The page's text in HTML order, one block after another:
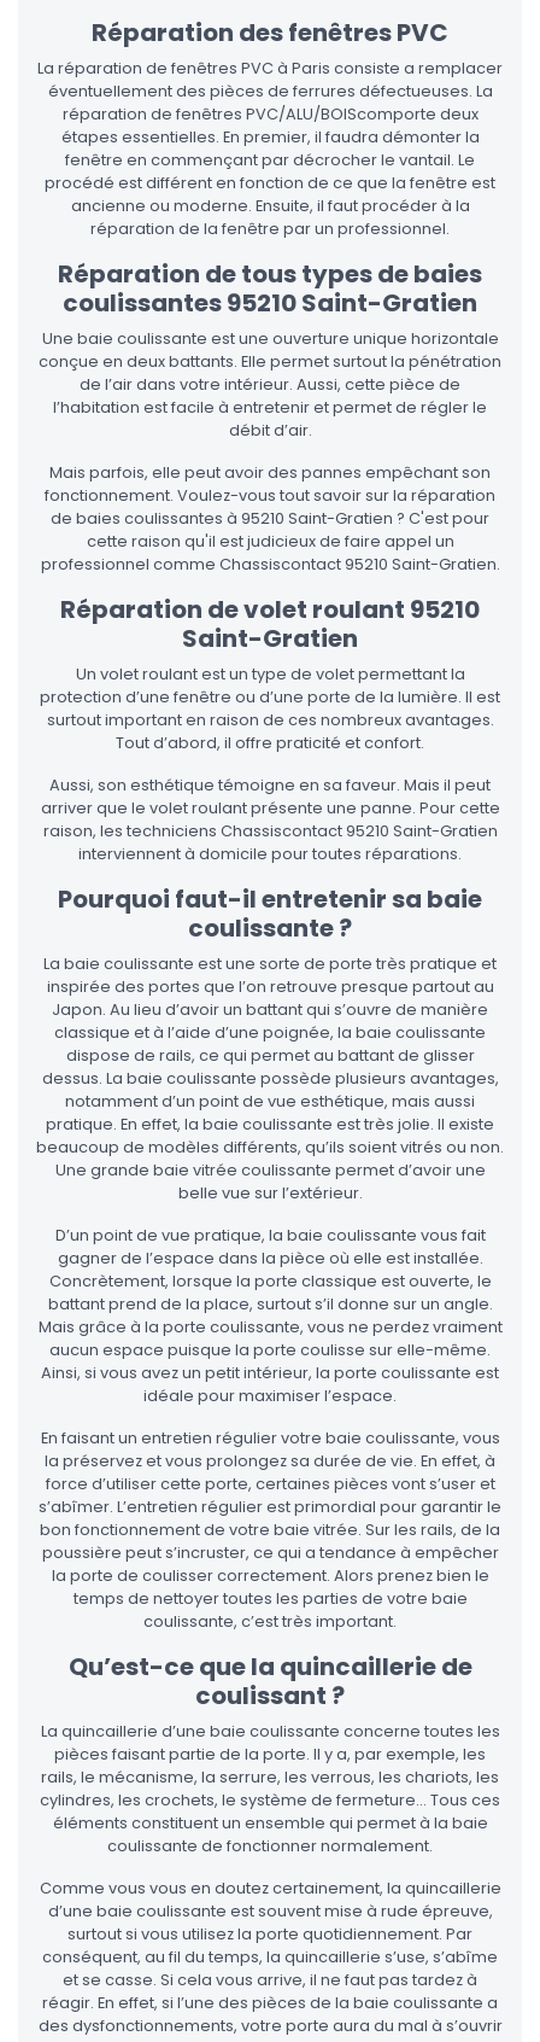
Réparation des fenêtres PVC
La réparation de fenêtres PVC à Paris consiste a remplacer
éventuellement des pièces de ferrures défectueuses. La
réparation de fenêtres PVC/ALU/BOIScomporte deux
étapes essentielles. En premier, il faudra démonter la
fenêtre en commençant par décrocher le vantail. Le
procédé est différent en fonction de ce que la fenêtre est
ancienne ou moderne. Ensuite, il faut procéder à la
réparation de la fenêtre par un professionnel.
Réparation de tous types de baies
coulissantes 95210 Saint-Gratien
Une baie coulissante est une ouverture unique horizontale
conçue en deux battants. Elle permet surtout la pénétration
de l’air dans votre intérieur. Aussi, cette pièce de
l’habitation est facile à entretenir et permet de régler le
débit d’air.
Mais parfois, elle peut avoir des pannes empêchant son
fonctionnement. Voulez-vous tout savoir sur la réparation
de baies coulissantes à 95210 Saint-Gratien ? C'est pour
cette raison qu'il est judicieux de faire appel un
professionnel comme Chassiscontact 95210 Saint-Gratien.
Réparation de volet roulant 95210
Saint-Gratien
Un volet roulant est un type de volet permettant la
protection d’une fenêtre ou d’une porte de la lumière. Il est
surtout important en raison de ces nombreux avantages.
Tout d’abord, il offre praticité et confort.
Aussi, son esthétique témoigne en sa faveur. Mais il peut
arriver que le volet roulant présente une panne. Pour cette
raison, les techniciens Chassiscontact 95210 Saint-Gratien
interviennent à domicile pour toutes réparations.
Pourquoi faut-il entretenir sa baie
coulissante ?
La baie coulissante est une sorte de porte très pratique et
inspirée des portes que l’on retrouve presque partout au
Japon. Au lieu d’avoir un battant qui s’ouvre de manière
classique et à l’aide d’une poignée, la baie coulissante
dispose de rails, ce qui permet au battant de glisser
dessus. La baie coulissante possède plusieurs avantages,
notamment d’un point de vue esthétique, mais aussi
pratique. En effet, la baie coulissante est très jolie. Il existe
beaucoup de modèles différents, qu’ils soient vitrés ou non.
Une grande baie vitrée coulissante permet d’avoir une
belle vue sur l’extérieur.
D’un point de vue pratique, la baie coulissante vous fait
gagner de l’espace dans la pièce où elle est installée.
Concrètement, lorsque la porte classique est ouverte, le
battant prend de la place, surtout s’il donne sur un angle.
Mais grâce à la porte coulissante, vous ne perdez vraiment
aucun espace puisque la porte coulisse sur elle-même.
Ainsi, si vous avez un petit intérieur, la porte coulissante est
idéale pour maximiser l’espace.
En faisant un entretien régulier votre baie coulissante, vous
la préservez et vous prolongez sa durée de vie. En effet, à
force d’utiliser cette porte, certaines pièces vont s’user et
s’abîmer. L’entretien régulier est primordial pour garantir le
bon fonctionnement de votre baie vitrée. Sur les rails, de la
poussière peut s’incruster, ce qui a tendance à empêcher
la porte de coulisser correctement. Alors prenez bien le
temps de nettoyer toutes les parties de votre baie
coulissante, c’est très important.
Qu’est-ce que la quincaillerie de
coulissant ?
La quincaillerie d’une baie coulissante concerne toutes les
pièces faisant partie de la porte. Il y a, par exemple, les
rails, le mécanisme, la serrure, les verrous, les chariots, les
cylindres, les crochets, le système de fermeture… Tous ces
éléments constituent un ensemble qui permet à la baie
coulissante de fonctionner normalement.
Comme vous vous en doutez certainement, la quincaillerie
d’une baie coulissante est souvent mise à rude épreuve,
surtout si vous utilisez la porte quotidiennement. Par
conséquent, au fil du temps, la quincaillerie s’use, s’abîme
et se casse. Si cela vous arrive, il ne faut pas tardez à
réagir. En effet, si l’une des pièces de la baie coulissante a
des dysfonctionnements, votre porte aura du mal à s’ouvrir